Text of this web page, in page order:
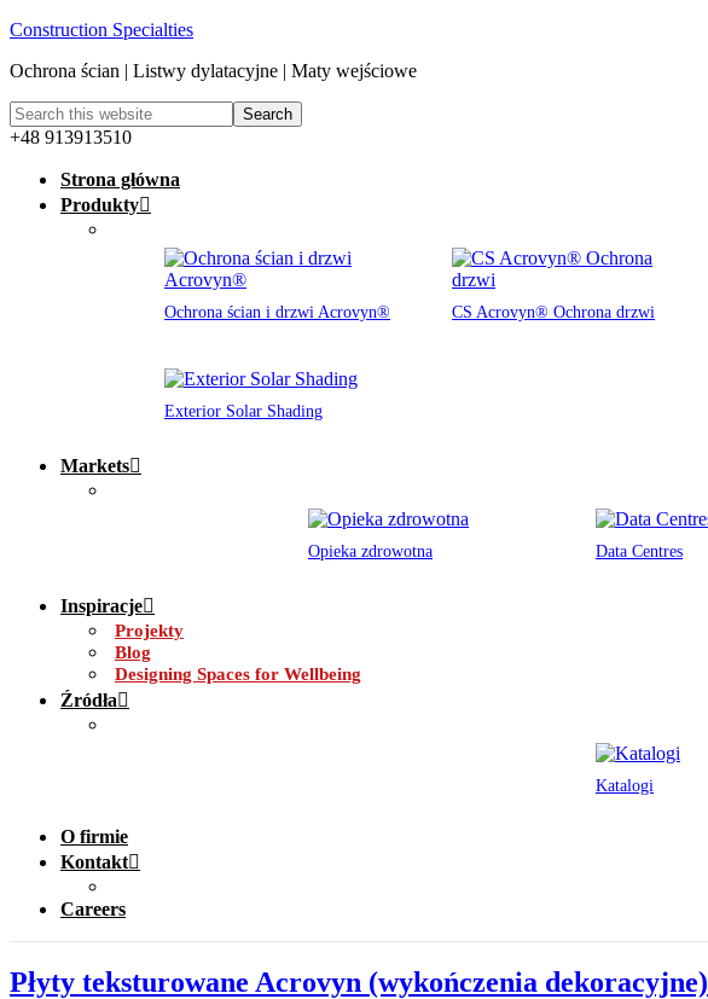
Construction Specialties
Ochrona ścian | Listwy dylatacyjne | Maty wejściowe
+48 913913510
Strona główna
Produkty
Ochrona ścian i drzwi Acrovyn® CS Acrovyn® Ochrona drzwi
Exterior Solar Shading
Markets
Opieka zdrowotna Data Centres
Inspiracje
Projekty
Blog
Designing Spaces for Wellbeing
Źródła
Katalogi
O firmie
Kontakt
Careers
Płyty teksturowane Acrovyn (wykończenia dekoracyjne)